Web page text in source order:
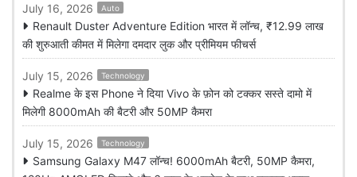
July 16, 2026 Auto
Renault Duster Adventure Edition भारत में लॉन्च, ₹12.99 लाख
की शुरुआती कीमत में मिलेगा दमदार लुक और प्रीमियम फीचर्स
July 15, 2026 Technology
Realme के इस Phone ने दिया Vivo के फ़ोन को टक्कर सस्ते दामो में
मिलेगी 8000mAh की बैटरी और 50MP कैमरा
July 15, 2026 Technology
Samsung Galaxy M47 लॉन्च! 6000mAh बैटरी, 50MP कैमरा,